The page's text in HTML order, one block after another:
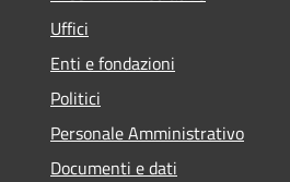
Uffici
Enti e fondazioni
Politici
Personale Amministrativo
Documenti e dati